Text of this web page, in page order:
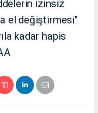
izinsiz
el değiştirmesi"
kadar hapis